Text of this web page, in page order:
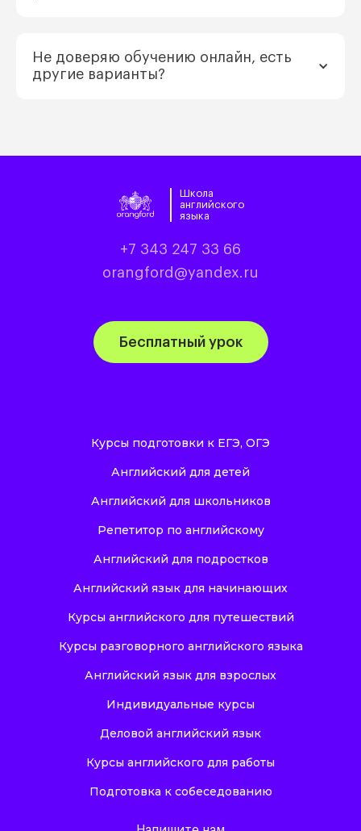
Не доверяю обучению онлайн, есть
другие варианты?
Школа
английского
языка
+7 343 247 33 66
orangford@yandex.ru
Бесплатный урок
Курсы подготовки к ЕГЭ, ОГЭ
Английский для детей
Английский для школьников
Репетитор по английскому
Английский для подростков
Английский язык для начинающих
Курсы английского для путешествий
Курсы разговорного английского языка
Английский язык для взрослых
Индивидуальные курсы
Деловой английский язык
Курсы английского для работы
Подготовка к собеседованию